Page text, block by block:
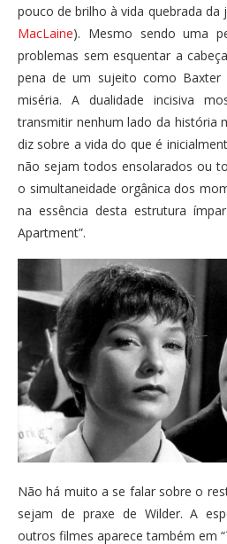
pouco de brilho à vida quebrada da
MacLaine). Mesmo sendo uma
problemas sem esquentar a
pena de um sujeito como Baxter
miséria. A dualidade incisiva
transmitir nenhum lado da história
diz sobre a vida do que é
não sejam todos ensolarados ou
o simultaneidade orgânica dos
na essência desta estrutura
Apartment”.
Não há muito a se falar sobre o
sejam de praxe de Wilder. A
outros filmes aparece também em